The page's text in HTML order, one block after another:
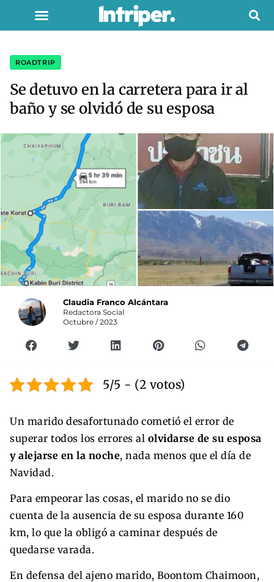
ROADTRIP
Se detuvo en la carretera para ir al
baño y se olvidó de su esposa
Claudia Franco Alcántara
Redactora Social
Octubre / 2023
5/5 - (2 votos)
Un marido desafortunado cometió el error de
superar todos los errores al olvidarse de su esposa
y alejarse en la noche, nada menos que el día de
Navidad.
Para empeorar las cosas, el marido no se dio
cuenta de la ausencia de su esposa durante 160
km, lo que la obligó a caminar después de
quedarse varada.
En defensa del ajeno marido, Boontom Chaimoon,